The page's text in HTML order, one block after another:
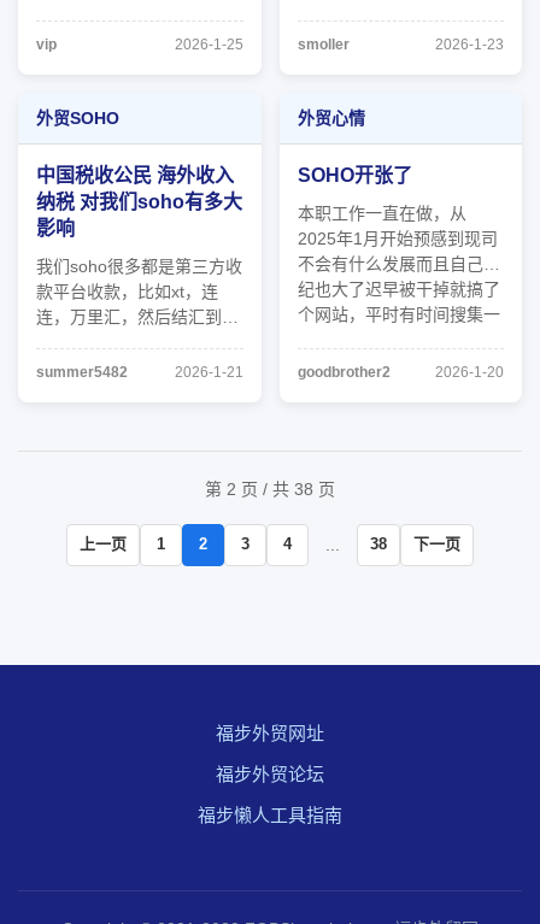
同步锐减，反映了欧洲零售
企业为传统零售供货，现在
零售渠道高度向电商、品牌
旗舰店 ...
vip 2026-1-25
发信，也觉得盲目发浪费时
再结合邮件，去把客户筛选
出来跟进, 去年只打了几个
电话，成交了1个小客户 方
smoller 2026-1-23
外贸SOHO
中国税收公民 海外收入
纳税 对我们soho有多大
影响
我们soho很多都是第三方收
款平台收款，比如xt，连
连，万里汇，然后结汇到个
利润结汇到个人卡。 1月16
年至2024年期间从境外取
summer5482 2026-1-21
外贸心情
SOHO开张了
本职工作一直在做，从
2025年1月开始预感到现司
不会有什么发展而且自己年
纪也大了迟早被干掉就搞了
个网站，平时有时间搜集一
上个月和老板谈调薪的事也
goodbrother2 2026-1-20
第 2 页 / 共 38 页
上一页 1 2 3 4 38 下一页
福步外贸网址
福步外贸论坛
福步懒人工具指南